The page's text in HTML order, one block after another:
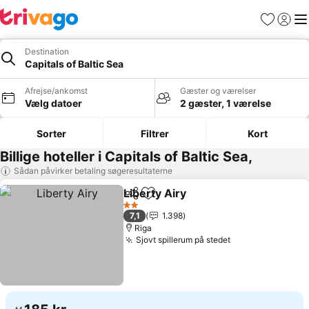
Favoritter
Log ind
Destination
Capitals of Baltic Sea
Afrejse/ankomst
Vælg datoer
Gæster og værelser
2 gæster, 1 værelse
Sorter Filtrer Kort
Billige hoteller i Capitals of Baltic Sea,
Sådan påvirker betaling søgeresultaterne
Del Føj til favoritter
Liberty Airy
2 Stjerner
7,1
1.398
Riga
Sjovt spillerum på stedetSe priser